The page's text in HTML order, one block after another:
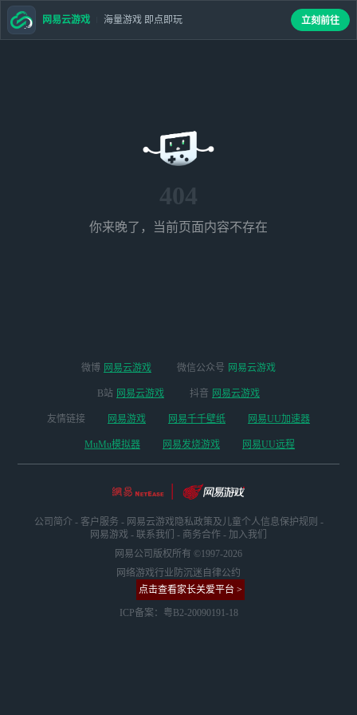
404
你来晚了，当前页面内容不存在
网易云游戏 海量游戏 即点即玩 立刻前往
微博 网易云游戏 微信公众号 网易云游戏
B站 网易云游戏 抖音 网易云游戏
友情链接 网易游戏 网易千千壁纸 网易UU加速器
MuMu模拟器 网易发烧游戏 网易UU远程
公司简介 - 客户服务 - 网易云游戏隐私政策及儿童个人信息保护规则 -
网易游戏 - 联系我们 - 商务合作 - 加入我们
网易公司版权所有 ©1997-2026
网络游戏行业防沉迷自律公约
点击查看家长关爱平台 >
ICP备案：粤B2-20090191-18